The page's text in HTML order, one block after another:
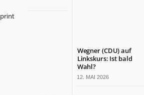
Wegner (CDU) auf
Linkskurs: Ist bald
Wahl?
12. MAI 2026